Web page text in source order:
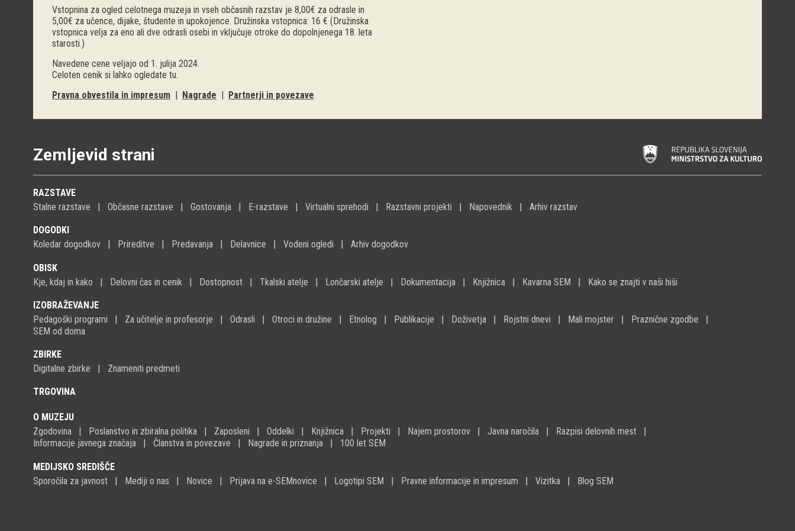
Vstopnina za ogled celotnega muzeja in vseh občasnih razstav je 8,00€ za odrasle in
5,00€ za učence, dijake, študente in upokojence. Družinska vstopnica: 16 € (Družinska
vstopnica velja za eno ali dve odrasli osebi in vključuje otroke do dopolnjenega 18. leta
starosti.)
Navedene cene veljajo od 1. julija 2024.
Celoten cenik si lahko ogledate tu.
Pravna obvestila in impresum | Nagrade | Partnerji in povezave
Zemljevid strani
RAZSTAVE
Stalne razstave
Občasne razstave Gostovanja E-razstave Virtualni sprehodi Razstavni projekti Napovednik Arhiv razstav
DOGODKI
Koledar dogodkov
Prireditve Predavanja Delavnice Vodeni ogledi Arhiv dogodkov
OBISK
Kje, kdaj in kako
Delovni čas in cenik Dostopnost Tkalski atelje Lončarski atelje Dokumentacija Knjižnica Kavarna SEM Kako se znajti v naši hiši
IZOBRAŽEVANJE
Pedagoški programi
Za učitelje in profesorje Odrasli Otroci in družine Etnolog Publikacije Doživetja Rojstni dnevi Mali mojster
Praznične zgodbe
SEM od doma
ZBIRKE
Digitalne zbirke
Znameniti predmeti
TRGOVINA
O MUZEJU
Zgodovina
Poslanstvo in zbiralna politika Zaposleni Oddelki Knjižnica Projekti Najem prostorov Javna naročila
Razpisi delovnih mest
Informacije javnega značaja
Članstva in povezave Nagrade in priznanja 100 let SEM
MEDIJSKO SREDIŠČE
Sporočila za javnost
Mediji o nas Novice Prijava na e-SEMnovice Logotipi SEM Pravne informacije in impresum Vizitka Blog SEM